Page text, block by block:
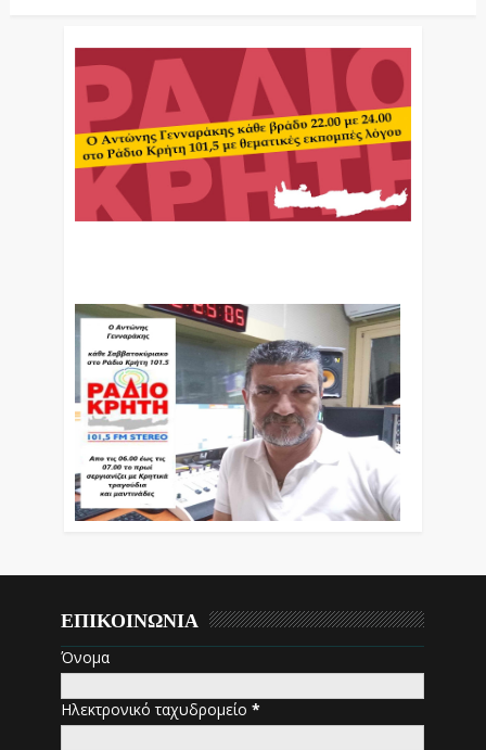
ΕΠΙΚΟΙΝΩΝΙΑ
Όνομα
Ηλεκτρονικό ταχυδρομείο*